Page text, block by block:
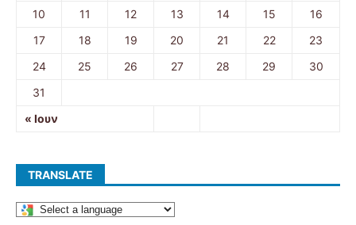
« Ιουν
10
11 12 13 14 15
16
17
18 19 20 21 22
23
24
25 26 27 28 29
30
31
TRANSLATE